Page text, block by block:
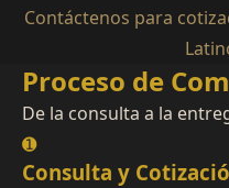
Contáctenos para
Proceso de
De la consulta a la
➊
Consulta y